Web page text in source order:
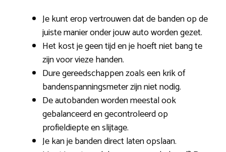
Je kunt erop vertrouwen dat de banden op de
juiste manier onder jouw auto worden gezet.
Het kost je geen tijd en je hoeft niet bang te
zijn voor vieze handen.
Dure gereedschappen zoals een krik of
bandenspanningsmeter zijn niet nodig.
De autobanden worden meestal ook
gebalanceerd en gecontroleerd op
profieldiepte en slijtage.
Je kan je banden direct laten opslaan.